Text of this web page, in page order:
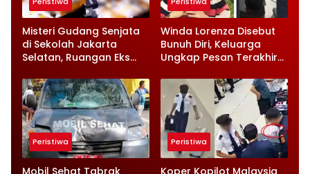
Misteri Gudang Senjata
di Sekolah Jakarta
Selatan, Ruangan Eks
Sorotan
Winda Lorenza Disebut
Bunuh Diri, Keluarga
Ungkap Pesan Terakhir
Rumah
Peristiwa Peristiwa